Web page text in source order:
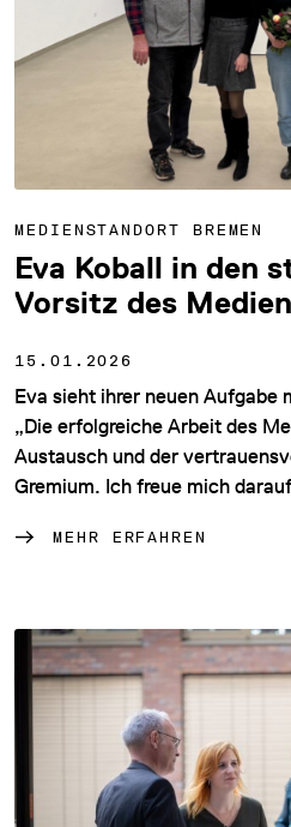
MEDIENSTANDORT BREMEN
Eva Koball in den
Vorsitz des
15.01.2026
Eva sieht ihrer neuen Aufgabe
„Die erfolgreiche Arbeit des
Austausch und der
Gremium. Ich freue mich
MEHR ERFAHREN